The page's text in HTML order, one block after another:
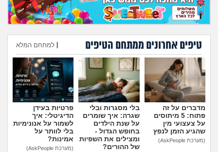
טיפים אחרונים ממתחם הטיפים למתחם המלא
הוספת טיפ
מדברים על זה
פתוח: 5 מיתוסים
על צעצועי מין
שהגיע הזמן לנפץ
(מערכת AskPeople)
בלי מסגרות ובלי
שגרה: איך שומרים
על שנת הילדים
בחופש הגדול -
ומצילים את השפיות
של ההורים?
פרטיות בעידן
הדיגיטלי: איך
לשמור על אנונימיות
בלי לוותר על
אמינות?
(מערכת AskPeople)